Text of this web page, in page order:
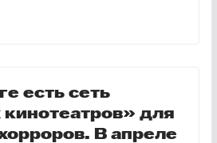
есть сеть
для
В апреле